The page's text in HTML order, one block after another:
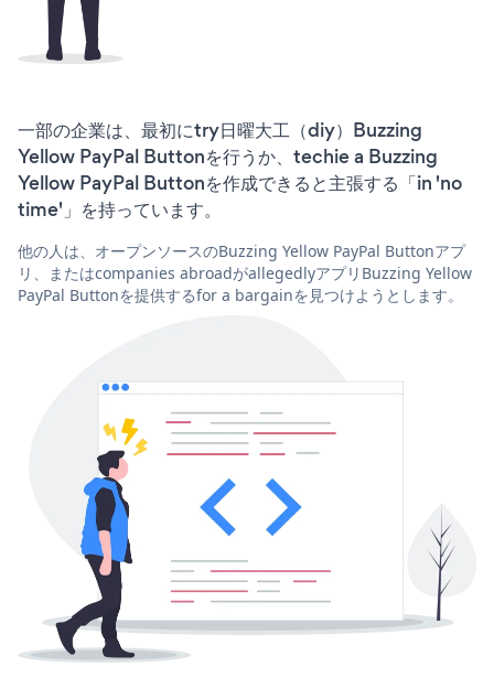
一部の企業は、最初にtry日曜大工（diy）Buzzing
Yellow PayPal Buttonを行うか、techie a Buzzing
Yellow PayPal Buttonを作成できると主張する「in 'no
time'」を持っています。
他の人は、オープンソースのBuzzing Yellow PayPal Buttonアプ
リ、またはcompanies abroadがallegedlyアプリBuzzing Yellow
PayPal Buttonを提供するfor a bargainを見つけようとします。